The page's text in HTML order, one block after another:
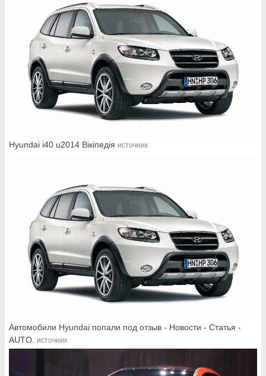
Hyundai i40 u2014 Вікіпедія источник
Автомобили Hyundai попали под отзыв - Новости - Статья -
AUTO.
источник